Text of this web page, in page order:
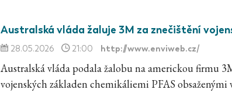
Australská vláda žaluje 3M za znečištění
28.05.2026 21:00 http://www.enviweb.cz/
Australská vláda podala žalobu na americkou firmu
vojenských základen chemikáliemi PFAS obsaženými